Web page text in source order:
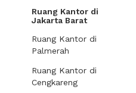
Ruang Kantor di
Jakarta Barat
Ruang Kantor di
Palmerah
Ruang Kantor di
Cengkareng